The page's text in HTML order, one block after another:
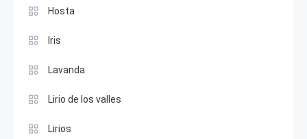
Hosta
Iris
Lavanda
Lirio de los valles
Lirios